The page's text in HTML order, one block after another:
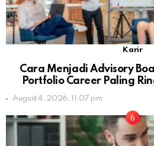
Karir
Cara Menjadi Advisory
Portfolio Career Paling
August 4, 2026, 11:07 pm